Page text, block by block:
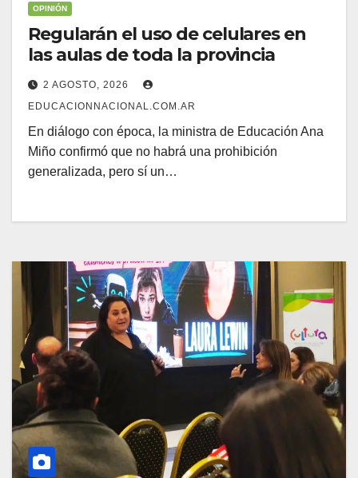
OPINIÓN
Regularán el uso de celulares en
las aulas de toda la provincia
2 AGOSTO, 2026
EDUCACIONNACIONAL.COM.AR
En diálogo con época, la ministra de Educación Ana
Miño confirmó que no habrá una prohibición
generalizada, pero sí un…